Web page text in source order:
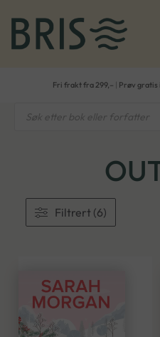
Fri frakt fra 299,– Prøv gratis
Products
Filtrert (6)